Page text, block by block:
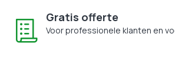
Gratis offerte
Voor professionele klanten en